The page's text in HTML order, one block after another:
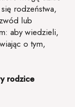
rodzeństwa,
lub
aby wiedzieli,
o tym,
rodzice